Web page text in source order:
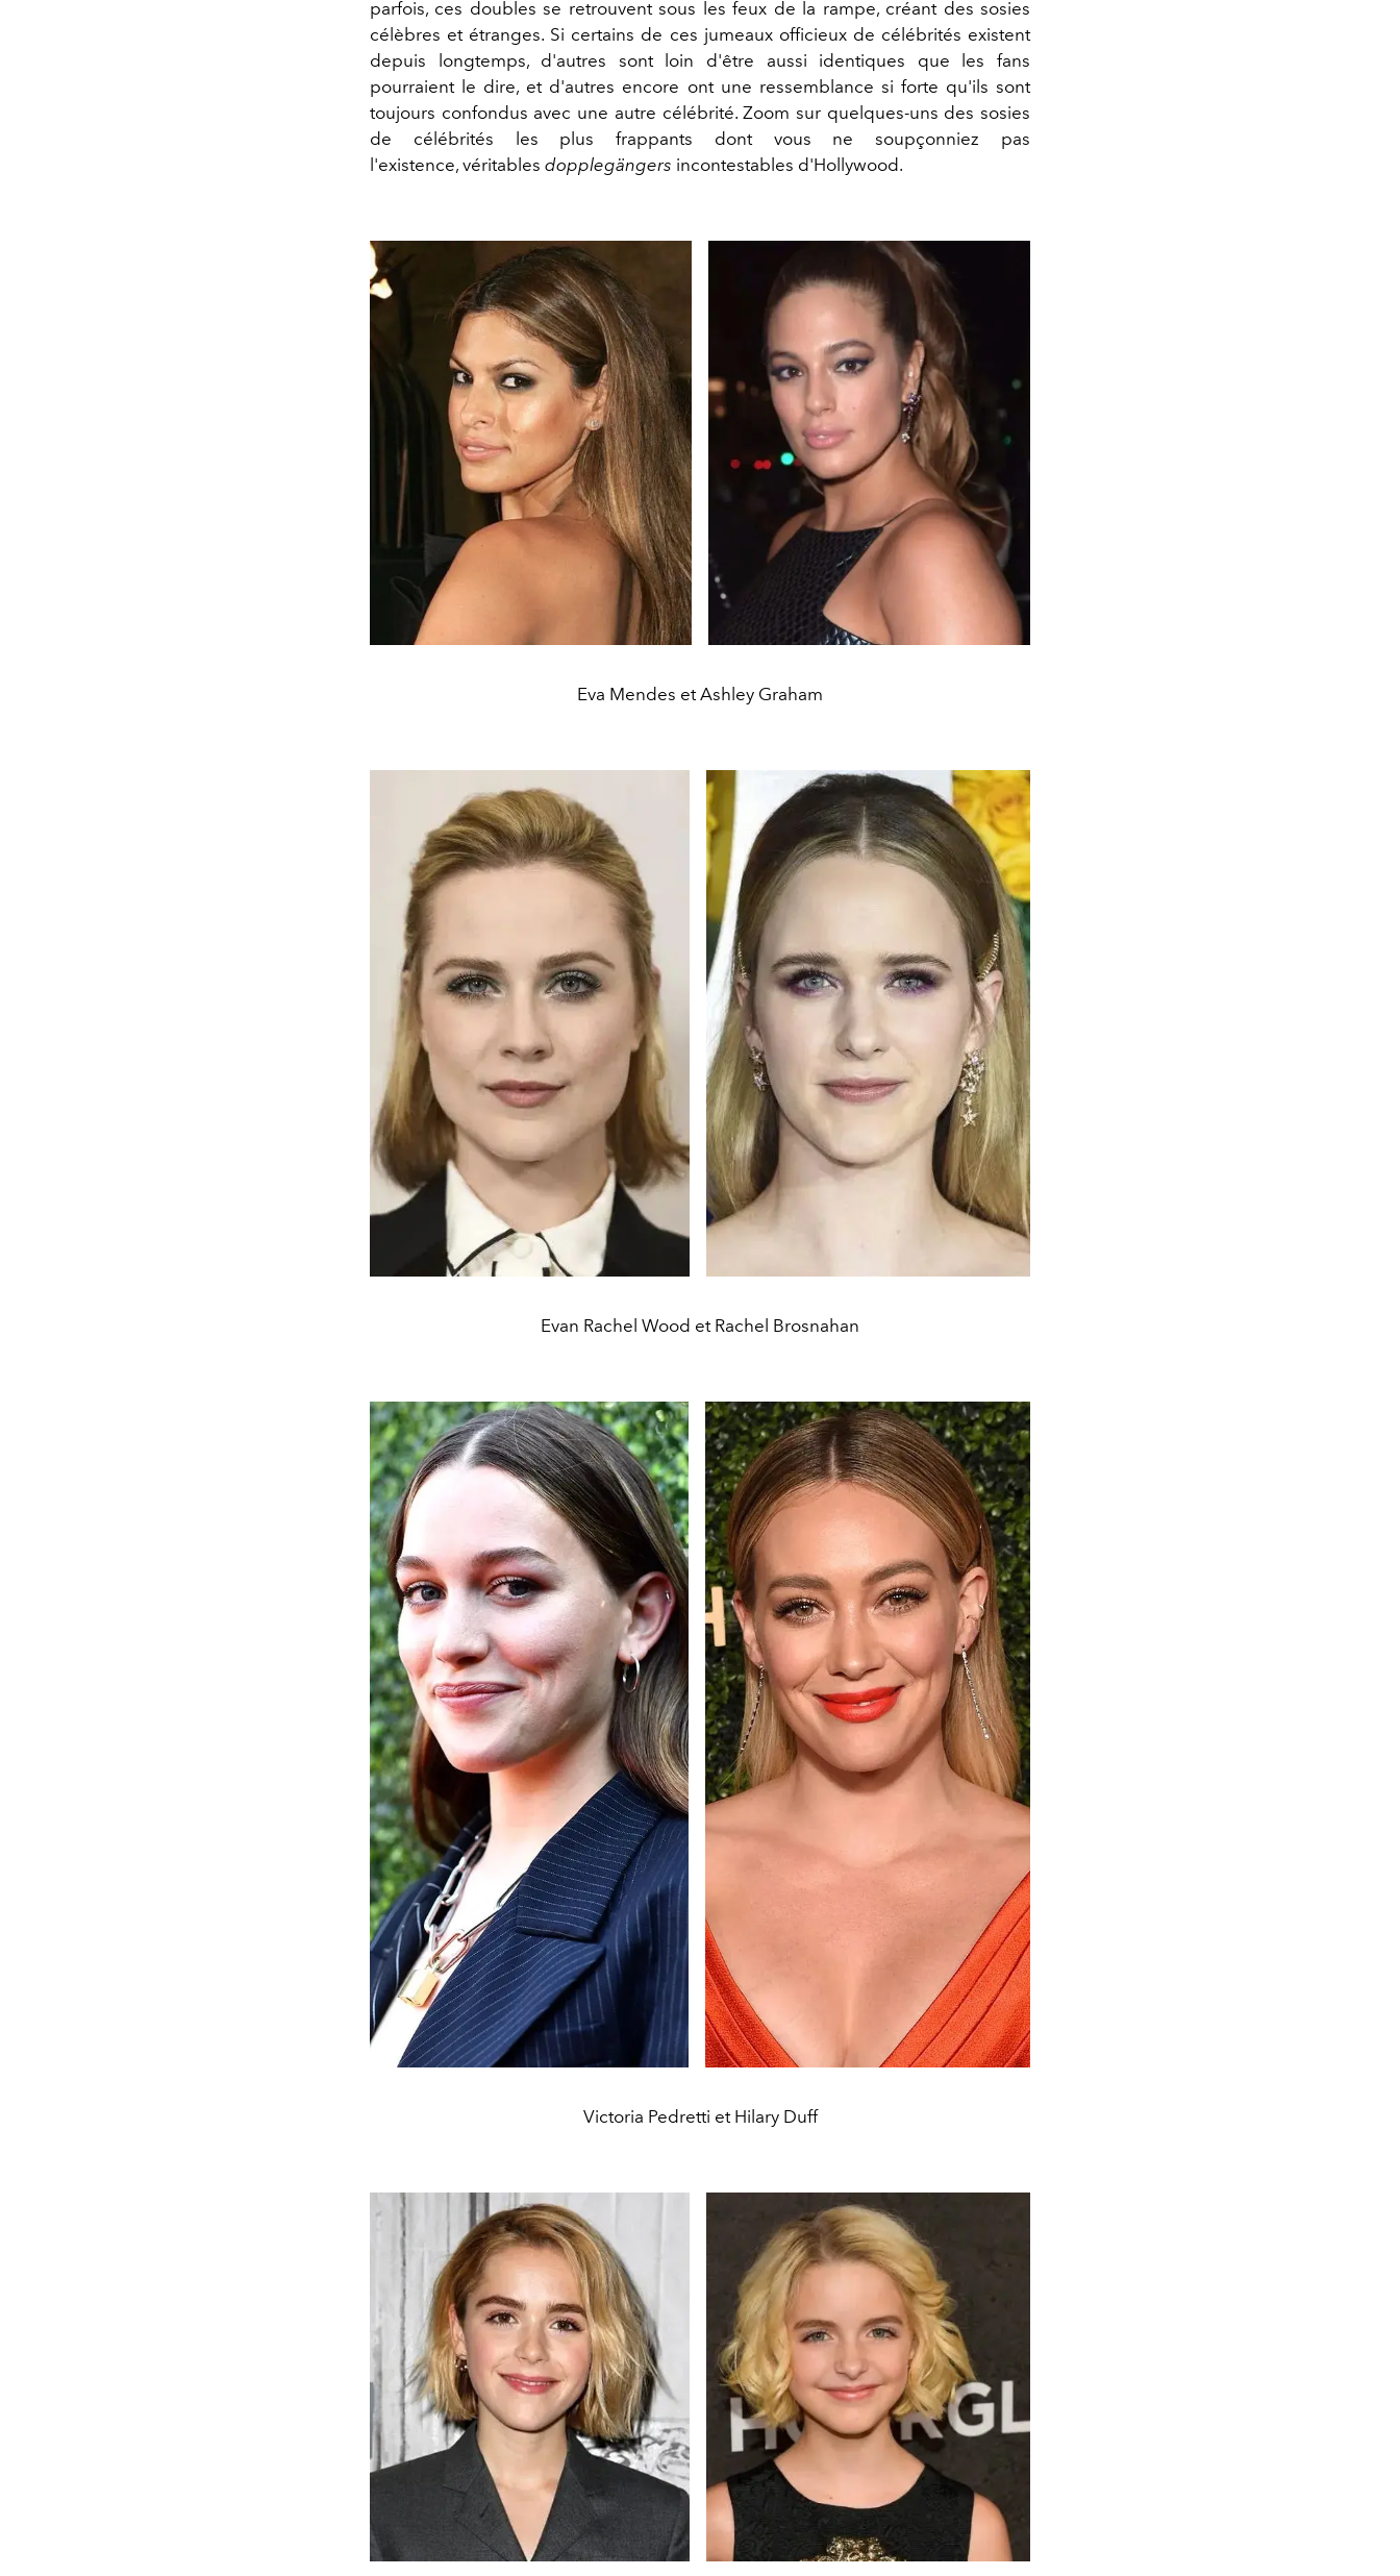
parfois, ces doubles se retrouvent sous les feux de la rampe, créant des sosies
célèbres et étranges. Si certains de ces jumeaux officieux de célébrités existent
depuis longtemps, d'autres sont loin d'être aussi identiques que les fans
pourraient le dire, et d'autres encore ont une ressemblance si forte qu'ils sont
toujours confondus avec une autre célébrité. Zoom sur quelques-uns des sosies
de célébrités les plus frappants dont vous ne soupçonniez pas
l'existence, véritables dopplegängers incontestables d'Hollywood.
Eva Mendes et Ashley Graham
Evan Rachel Wood et Rachel Brosnahan
Victoria Pedretti et Hilary Duff